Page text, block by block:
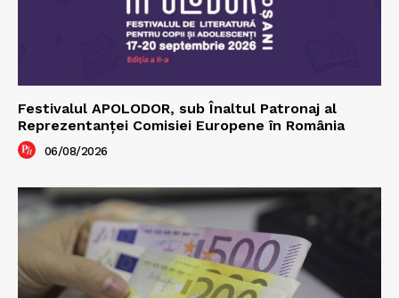
Festivalul APOLODOR, sub Înaltul Patronaj al
Reprezentanței Comisiei Europene în România
06/08/2026